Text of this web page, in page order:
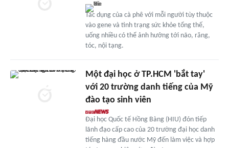
Tác dụng của cà phê với mỗi người tùy thuộc
vào gene và tình trạng sức khỏe tổng thế,
uống nhiều có thể ảnh hưởng tới não, răng,
tóc, nội tạng.
Một đại học ở TP.HCM 'bắt tay'
với 20 trường danh tiếng của Mỹ
đào tạo sinh viên
Đại học Quốc tế Hồng Bàng (HIU) đón tiếp
lãnh đạo cấp cao của 20 trường đại học danh
tiếng hàng đầu nước Mỹ đến làm việc và hợp